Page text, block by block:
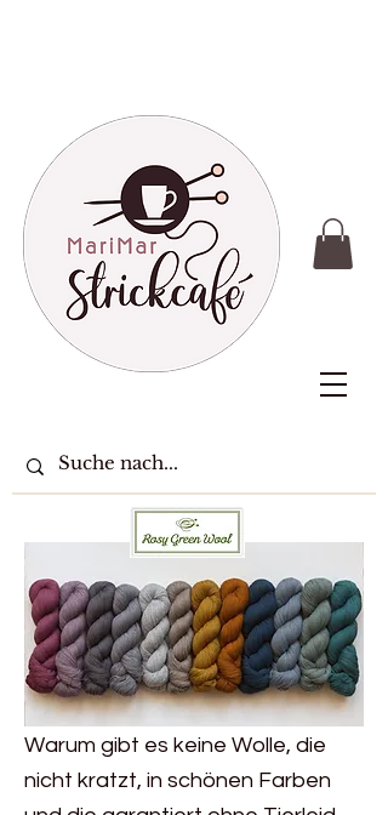
Warum gibt es keine Wolle, die
nicht kratzt, in schönen Farben